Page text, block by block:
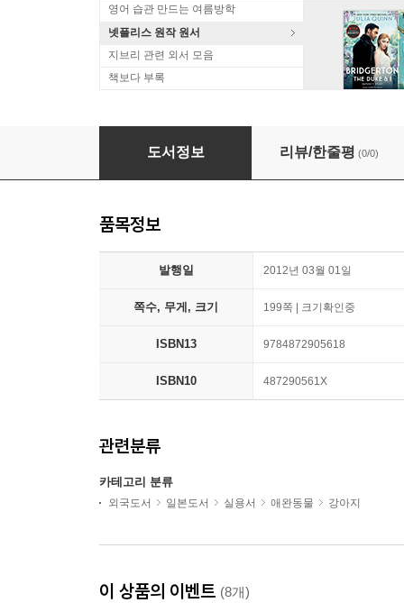
영어 습관 만드는 여름방학
넷플리스 원작 원서
지브리 관련 외서 모음
책보다 부록
年とった愛犬と幸せに暮らす方法
도서정보 리뷰/한줄평 (0/0)
품목정보
발행일 2012년 03월 01일
쪽수, 무게, 크기 199쪽 | 크기확인중
ISBN13 9784872905618
ISBN10 487290561X
관련분류
카테고리 분류
외국도서 일본도서 실용서 애완동물 강아지
이 상품의 이벤트 (8개)